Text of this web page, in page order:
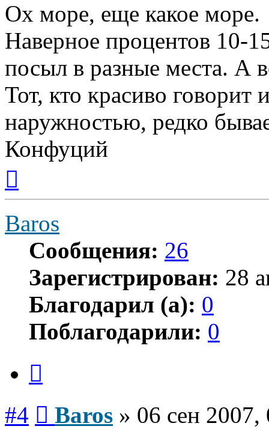
Ох море, еще какое море.
Наверное процентов 10-
посыл в разные места. А
Тот, кто красиво говорит
наружностью, редко
Конфуций
началу
Baros
Сообщения: 26
Зарегистрирован: 28
Благодарил (а): 0
Поблагодарили: 0
#4 Baros » 06 сен 2007,